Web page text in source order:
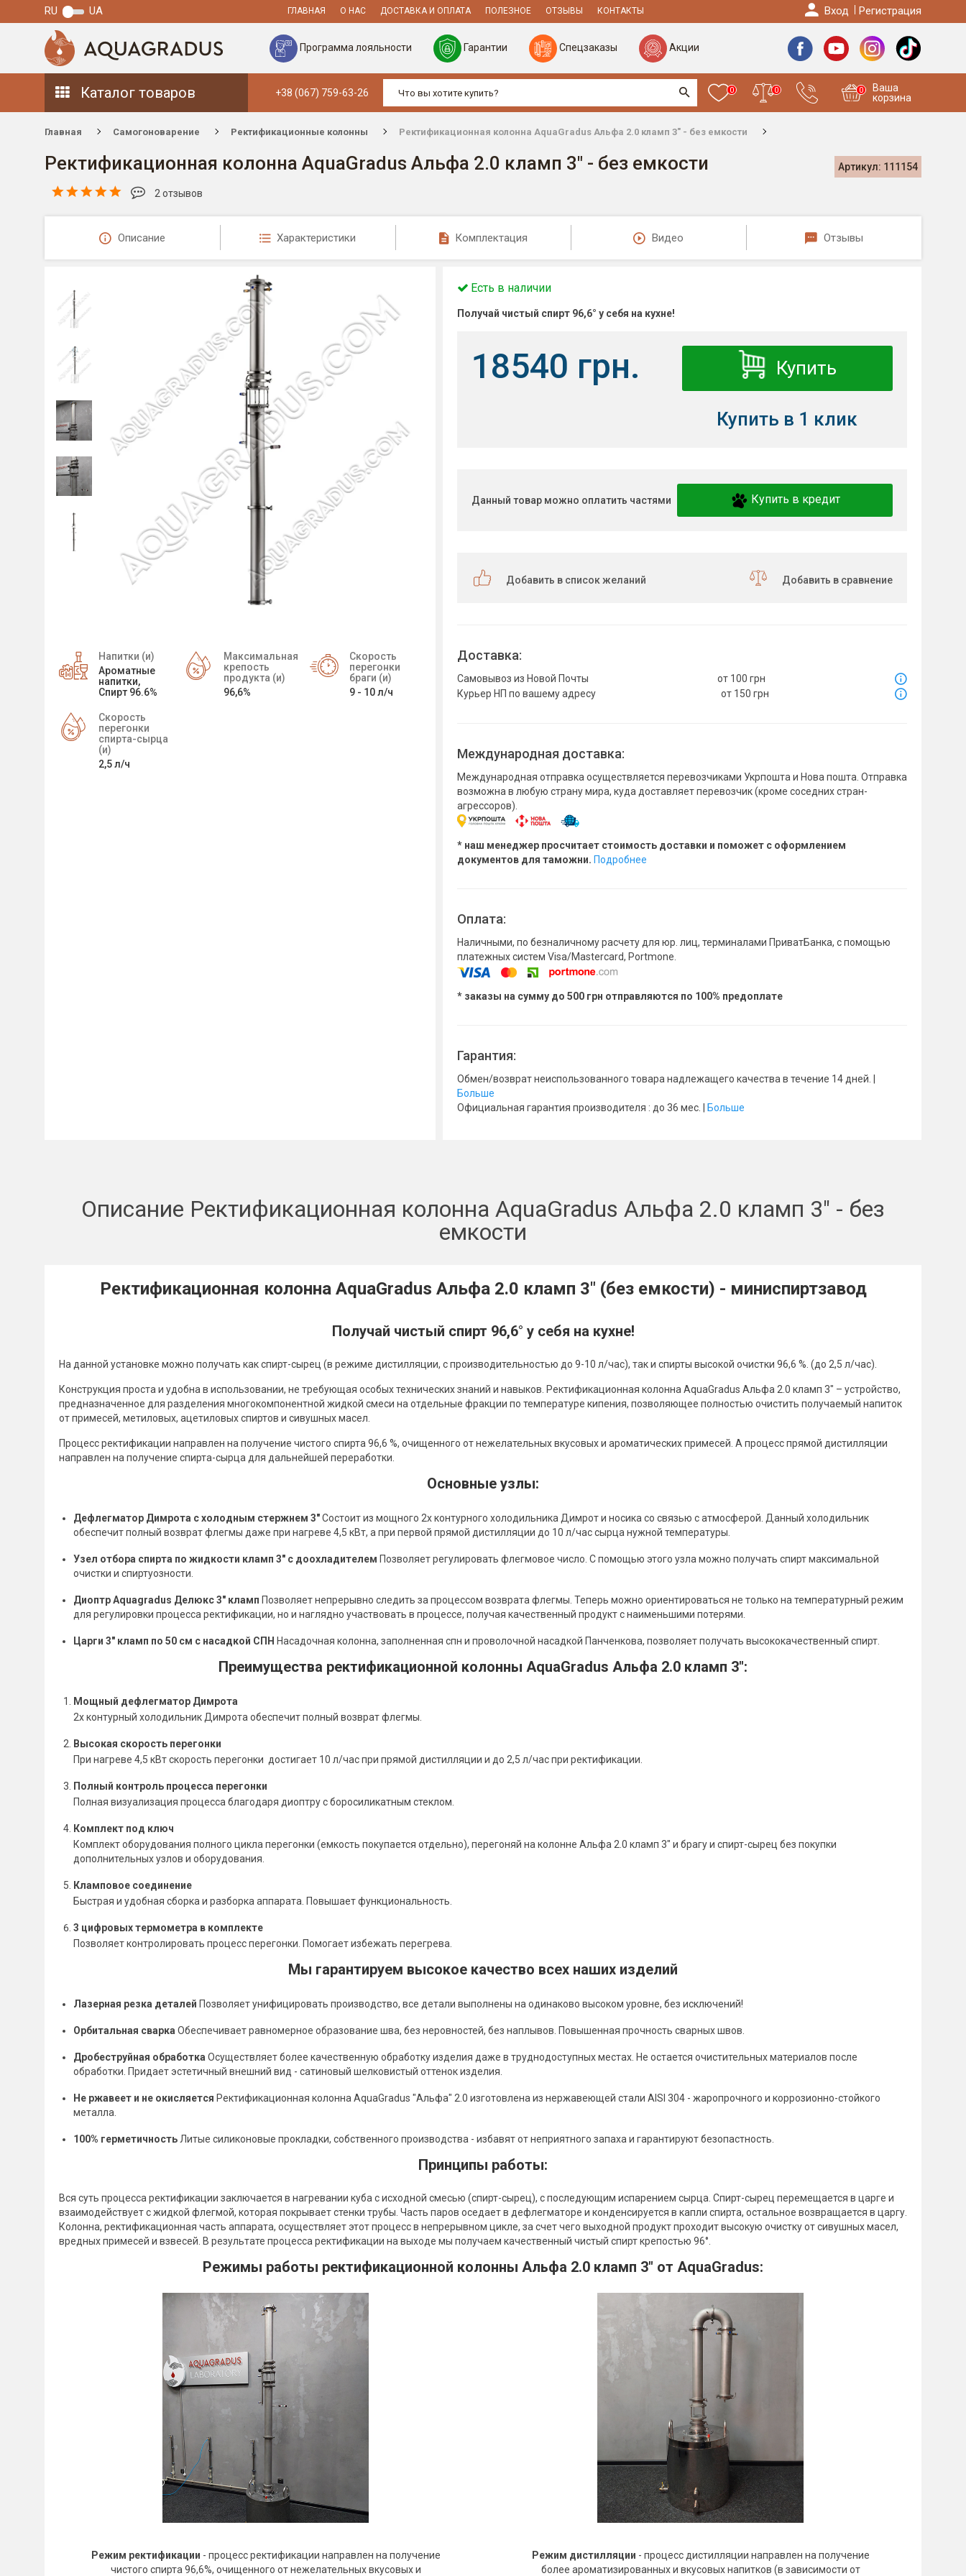
RU UA ГЛАВНАЯ О НАС ДОСТАВКА И ОПЛАТА ПОЛЕЗНОЕ ОТЗЫВЫ КОНТАКТЫ Вход Регистрация
Программа лояльности Гарантии Спецзаказы Акции
Каталог товаров +38 (067) 759-63-26 0 0 0
Ваша
корзина
Главная Самогоноварение Ректификационные колонны Ректификационная колонна AquaGradus Альфа 2.0 кламп 3" - без емкости
Ректификационная колонна AquaGradus Альфа 2.0 кламп 3" - без емкости Артикул: 111154
2 отзывов
Описание Характеристики Комплектация Видео Отзывы
Напитки (и)
Ароматные
напитки,
Спирт 96.6%
Максимальная
крепость
продукта (и)
96,6%
Скорость
перегонки
браги (и)
9 - 10 л/ч
Скорость
перегонки
спирта-сырца
(и)
2,5 л/ч
Есть в наличии
Получай чистый спирт 96,6° у себя на кухне!
18540 грн. Купить
Купить в 1 клик
Данный товар можно оплатить частями Купить в кредит
Добавить в список желаний Добавить в сравнение
Доставка:
Самовывоз из Новой Почты
от 100 грн
Курьер НП по вашему адресу
от 150 грн
Международная доставка:
Международная отправка осуществляется перевозчиками Укрпошта и Нова пошта. Отправка
возможна в любую страну мира, куда доставляет перевозчик (кроме соседних стран-
агрессоров).
* наш менеджер просчитает стоимость доставки и поможет с оформлением
документов для таможни. Подробнее
Оплата:
Наличными, по безналичному расчету для юр. лиц, терминалами ПриватБанка, с помощью
платежных систем Visa/Mastercard, Portmone.
* заказы на сумму до 500 грн отправляются по 100% предоплате
Гарантия:
Обмен/возврат неиспользованного товара надлежащего качества в течение 14 дней. |
Больше
Официальная гарантия производителя : до 36 мес. |
Больше
Описание Ректификационная колонна AquaGradus Альфа 2.0 кламп 3" - без
емкости
Ректификационная колонна AquaGradus Альфа 2.0 кламп 3" (без емкости) - миниспиртзавод
Получай чистый спирт 96,6° у себя на кухне!
На данной установке можно получать как спирт-сырец (в режиме дистилляции, с производительностью до 9-10 л/час), так и спирты высокой очистки 96,6 %. (до 2,5 л/час).
Конструкция проста и удобна в использовании, не требующая особых технических знаний и навыков. Ректификационная колонна AquaGradus Альфа 2.0 кламп 3" – устройство,
предназначенное для разделения многокомпонентной жидкой смеси на отдельные фракции по температуре кипения, позволяющее полностью очистить получаемый напиток
от примесей, метиловых, ацетиловых спиртов и сивушных масел.
Процесс ректификации направлен на получение чистого спирта 96,6 %, очищенного от нежелательных вкусовых и ароматических примесей. А процесс прямой дистилляции
направлен на получение спирта-сырца для дальнейшей переработки.
Основные узлы:
Дефлегматор Димрота с холодным стержнем 3"Состоит из мощного 2х контурного холодильника Димрот и носика со связью с атмосферой. Данный холодильник
обеспечит полный возврат флегмы даже при нагреве 4,5 кВт, а при первой прямой дистилляции до 10 л/час сырца нужной температуры.
Узел отбора спирта по жидкости кламп 3" с доохладителем Позволяет регулировать флегмовое число. С помощью этого узла можно получать спирт максимальной
очистки и спиртуозности.
Диоптр Aquagradus Делюкс 3" кламп Позволяет непрерывно следить за процессом возврата флегмы. Теперь можно ориентироваться не только на температурный режим
для регулировки процесса ректификации, но и наглядно участвовать в процессе, получая качественный продукт с наименьшими потерями.
Царги 3" кламп по 50 см с насадкой СПН Насадочная колонна, заполненная спн и проволочной насадкой Панченкова, позволяет получать высококачественный спирт.
Преимущества ректификационной колонны AquaGradus Альфа 2.0 кламп 3":
Мощный дефлегматор Димрота
2х контурный холодильник Димрота обеспечит полный возврат флегмы.
Высокая скорость перегонки
При нагреве 4,5 кВт скорость перегонки достигает 10 л/час при прямой дистилляции и до 2,5 л/час при ректификации.
Полный контроль процесса перегонки
Полная визуализация процесса благодаря диоптру с боросиликатным стеклом.
Комплект под ключ
Комплект оборудования полного цикла перегонки (емкость покупается отдельно), перегоняй на колонне Альфа 2.0 кламп 3" и брагу и спирт-сырец без покупки
дополнительных узлов и оборудования.
Кламповое соединение
Быстрая и удобная сборка и разборка аппарата. Повышает функциональность.
3 цифровых термометра в комплекте
Позволяет контролировать процесс перегонки. Помогает избежать перегрева.
Мы гарантируем высокое качество всех наших изделий
Лазерная резка деталей Позволяет унифицировать производство, все детали выполнены на одинаково высоком уровне, без исключений!
Орбитальная сварка Обеспечивает равномерное образование шва, без неровностей, без наплывов. Повышенная прочность сварных швов.
Дробеструйная обработка Осуществляет более качественную обработку изделия даже в труднодоступных местах. Не остается очистительных материалов после
обработки. Придает эстетичный внешний вид - сатиновый шелковистый оттенок изделия.
Не ржавеет и не окисляется Ректификационная колонна AquaGradus "Альфа" 2.0 изготовлена из нержавеющей стали AISI 304 - жаропрочного и коррозионно-стойкого
металла.
100% герметичностьЛитые силиконовые прокладки, собственного производства - избавят от неприятного запаха и гарантируют безопастность.
Принципы работы:
Вся суть процесса ректификации заключается в нагревании куба с исходной смесью (спирт-сырец), с последующим испарением сырца. Спирт-сырец перемещается в царге и
взаимодействует с жидкой флегмой, которая покрывает стенки трубы. Часть паров оседает в дефлегматоре и конденсируется в капли спирта, остальное возвращается в царгу.
Колонна, ректификационная часть аппарата, осуществляет этот процесс в непрерывном цикле, за счет чего выходной продукт проходит высокую очистку от сивушных масел,
вредных примесей и взвесей. В результате процесса ректификации на выходе мы получаем качественный чистый спирт крепостью 96°.
Режимы работы ректификационной колонны Альфа 2.0 кламп 3" от AquaGradus:
Режим ректификации - процесс ректификации направлен на получение
чистого спирта 96,6%, очищенного от нежелательных вкусовых и
Режим дистилляции - процесс дистилляции направлен на получение
более ароматизированных и вкусовых напитков (в зависимости от